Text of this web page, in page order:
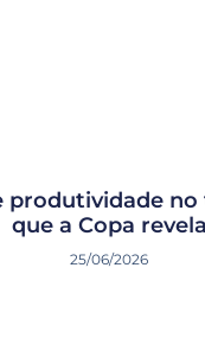
produtividade no
que a Copa revela
25/06/2026